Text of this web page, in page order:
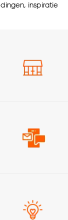
inspiratie